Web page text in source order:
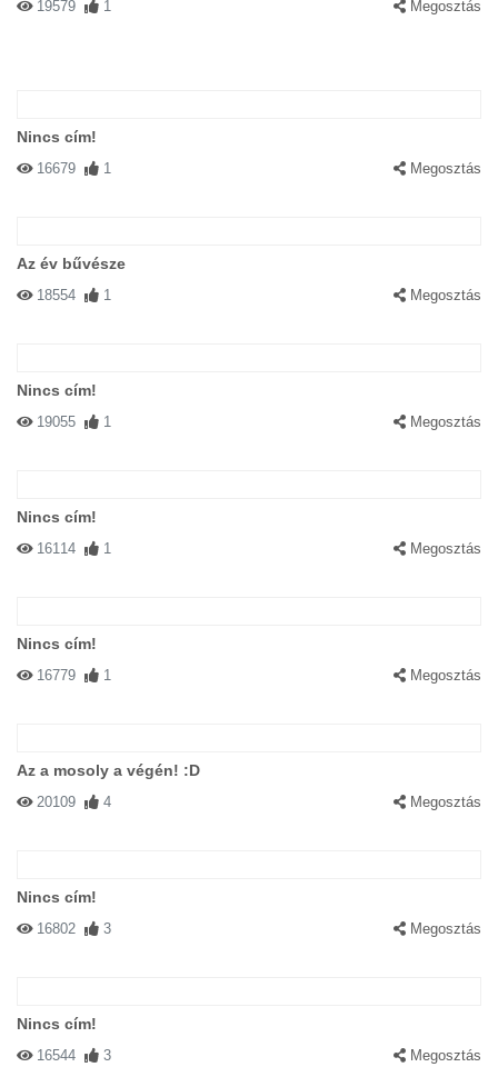
19579 1 Megosztás
Nincs cím!
16679 1 Megosztás
Az év bűvésze
18554 1 Megosztás
Nincs cím!
19055 1 Megosztás
Nincs cím!
16114 1 Megosztás
Nincs cím!
16779 1 Megosztás
Az a mosoly a végén! :D
20109 4 Megosztás
Nincs cím!
16802 3 Megosztás
Nincs cím!
16544 3 Megosztás